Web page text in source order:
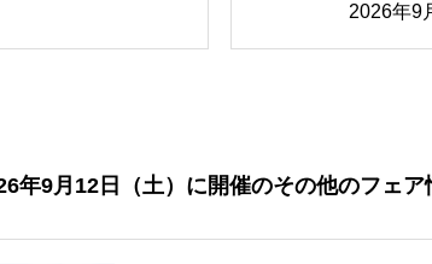
2026年9
年9月12日（土）に開催のその他のフェア